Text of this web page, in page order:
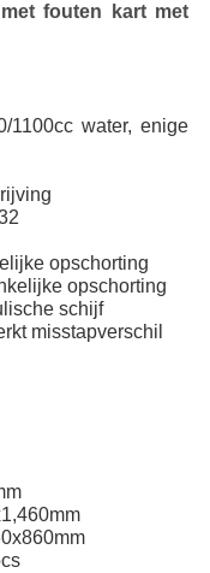
fouten kart met
1100cc water, enige
opschorting
opschorting
schijf
misstapverschil